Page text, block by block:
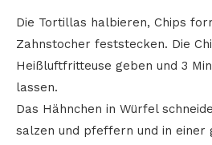
Die Tortillas halbieren, Chips
Zahnstocher feststecken. Die
Heißluftfritteuse geben und 3
lassen.
Das Hähnchen in Würfel
salzen und pfeffern und in einer